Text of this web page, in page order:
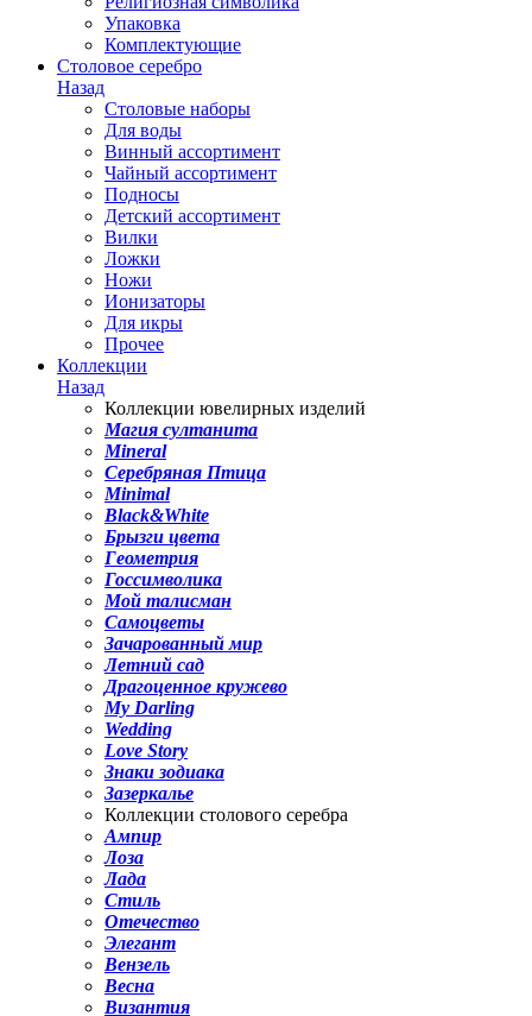
Упаковка
Комплектующие
Столовое серебро
Назад
Столовые наборы
Для воды
Винный ассортимент
Чайный ассортимент
Подносы
Детский ассортимент
Вилки
Ложки
Ножи
Ионизаторы
Для икры
Прочее
Коллекции
Назад
Коллекции ювелирных изделий
Магия султанита
Mineral
Серебряная Птица
Minimal
Black&White
Брызги цвета
Геометрия
Госсимволика
Мой талисман
Самоцветы
Зачарованный мир
Летний сад
Драгоценное кружево
My Darling
Wedding
Love Story
Знаки зодиака
Зазеркалье
Коллекции столового серебра
Ампир
Лоза
Лада
Стиль
Отечество
Элегант
Вензель
Весна
Византия